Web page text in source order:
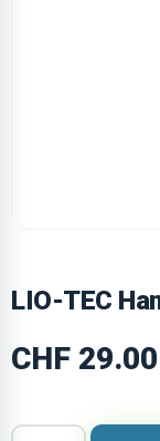
LIO-TEC
CHF 29.00